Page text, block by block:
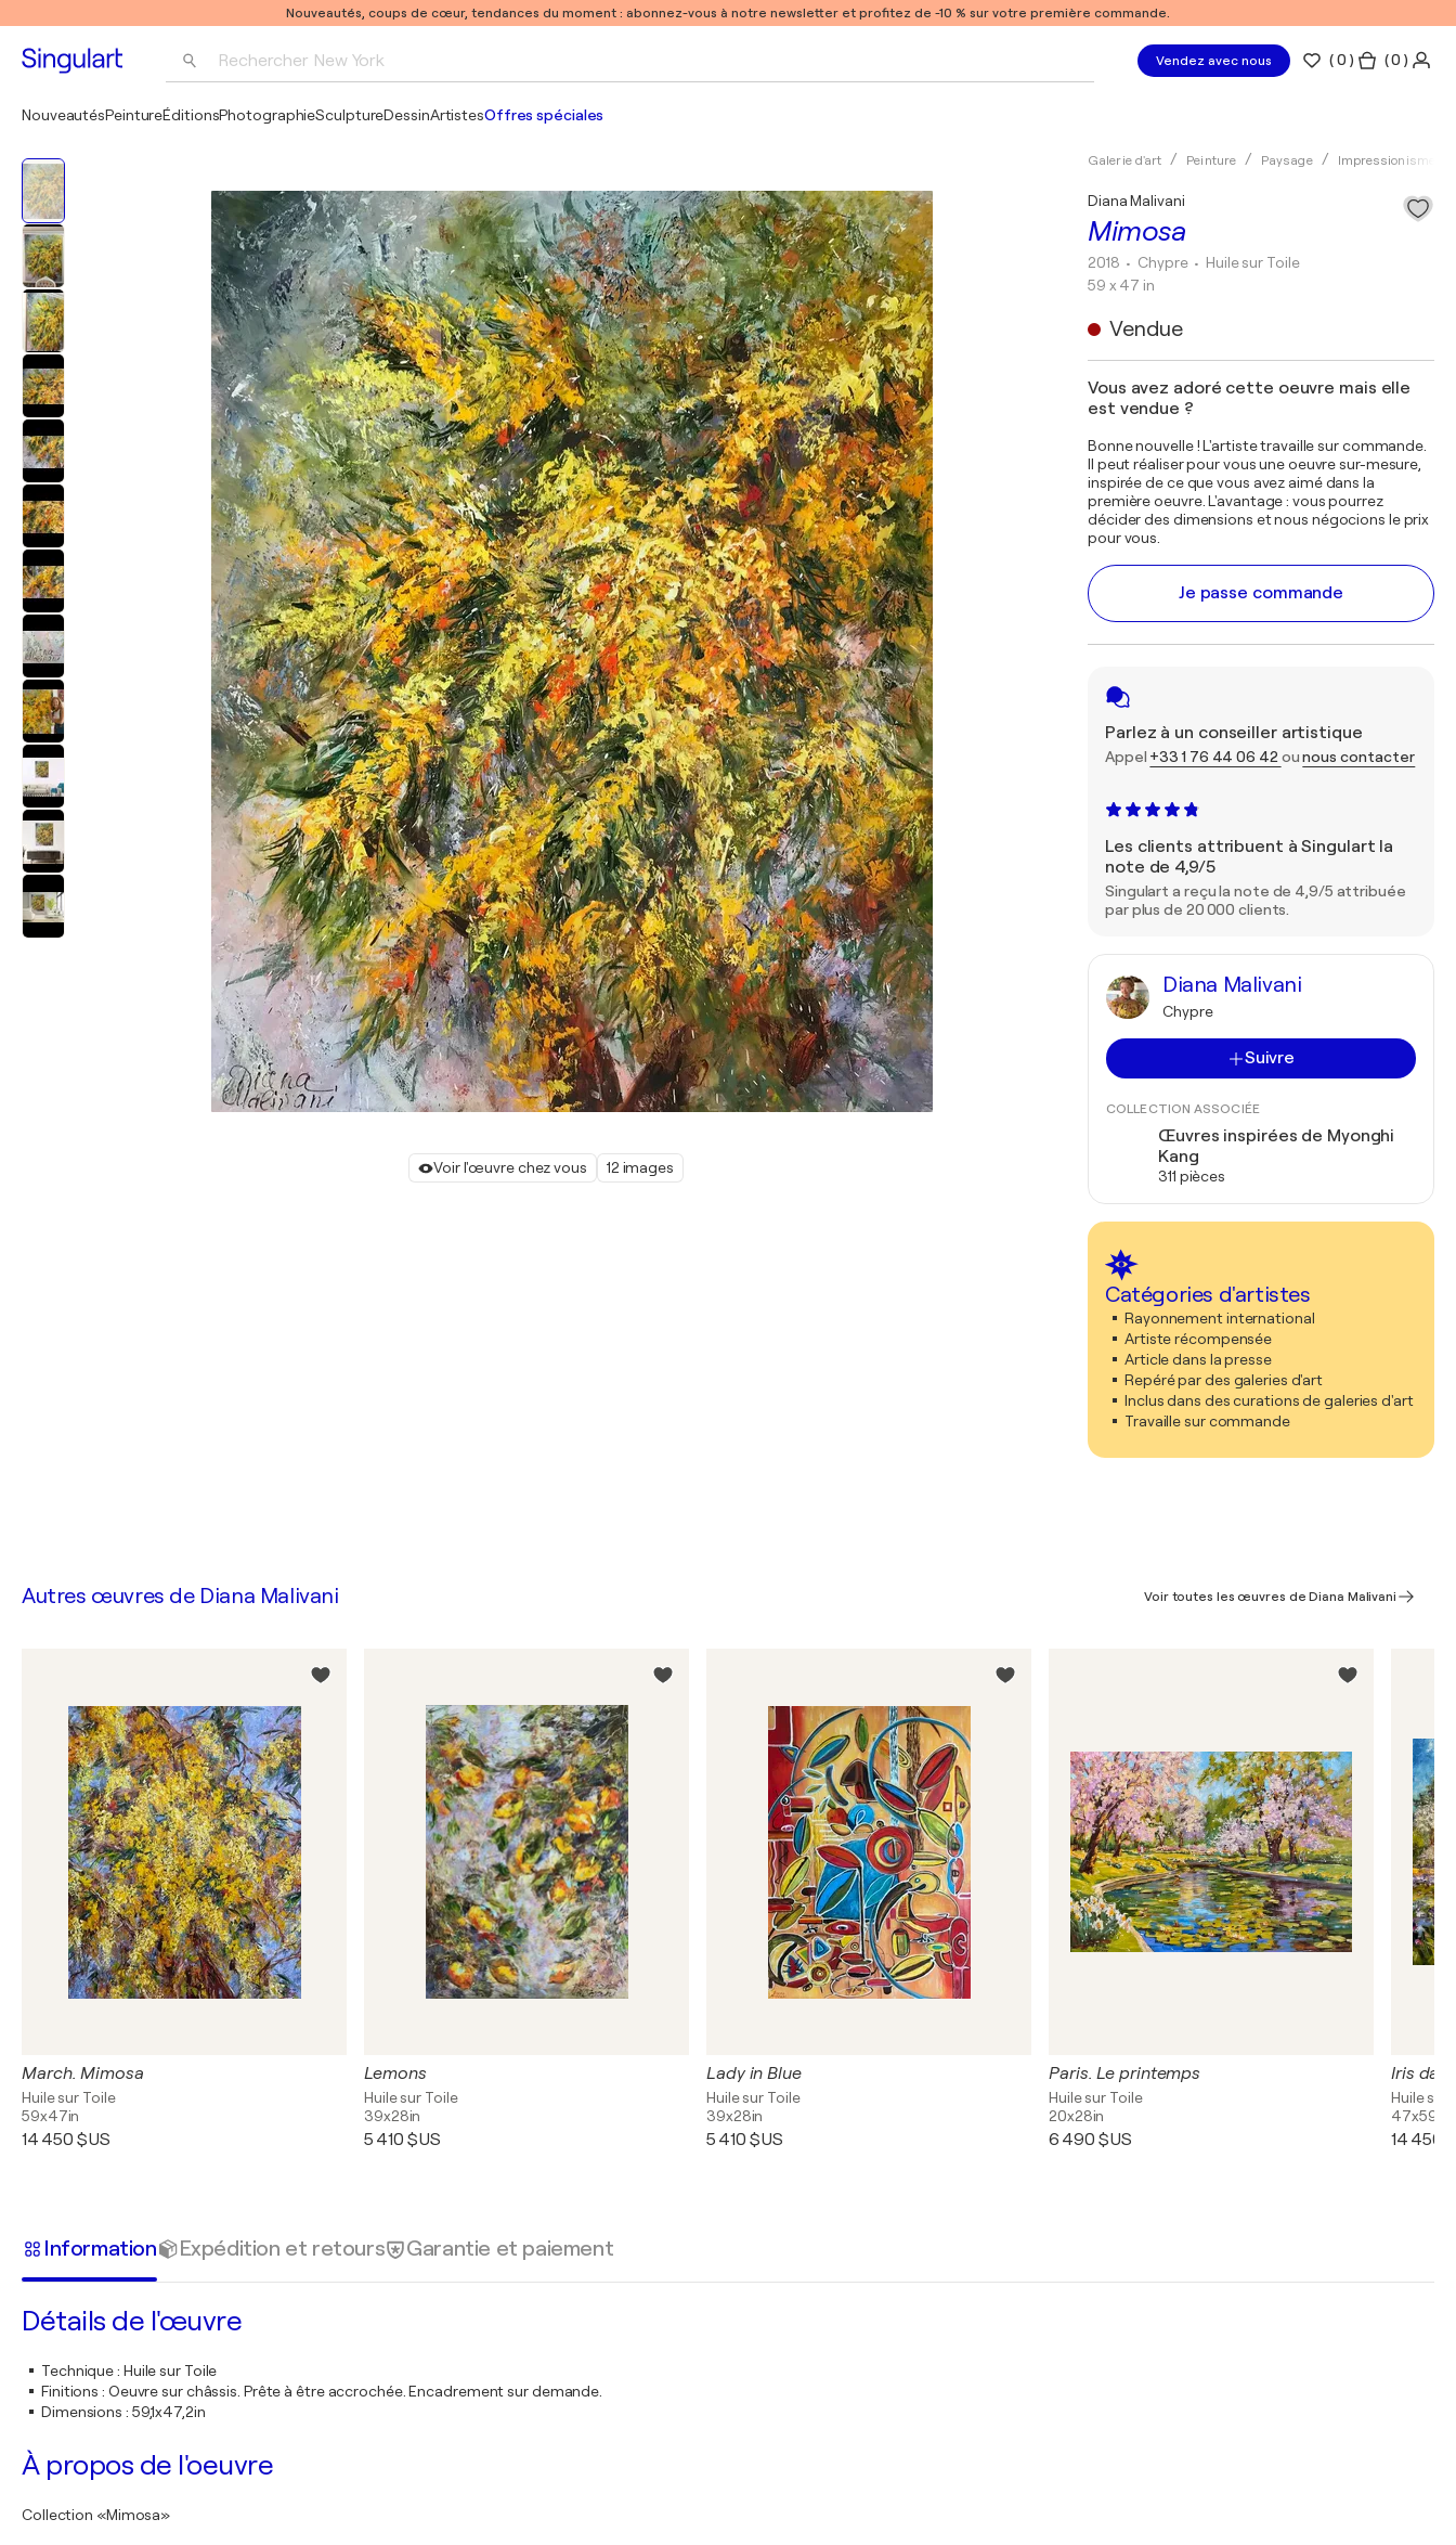
Nouveautés, coups de cœur, tendances du moment : abonnez-vous à notre newsletter et profitez de -10 % sur votre première commande.
Rechercher New York
Pablo Picasso
Vendez avec nous (0 ) ( 0 )
NouveautésPeintureÉditionsPhotographieSculptureDessinArtistesOffres spéciales
Voir l'œuvre chez vous 12 images
Galerie d'art Peinture Paysage Impressionisme
Mimosa
Diana Malivani
2018 • Chypre • Huile sur Toile
59 x 47 in
Vendue
Vous avez adoré cette oeuvre mais elle
est vendue ?
Bonne nouvelle ! L'artiste travaille sur commande.
Il peut réaliser pour vous une oeuvre sur-mesure,
inspirée de ce que vous avez aimé dans la
première oeuvre. L'avantage : vous pourrez
décider des dimensions et nous négocions le prix
pour vous.
Je passe commande
Parlez à un conseiller artistique
Appel +33 1 76 44 06 42 ounous contacter
Les clients attribuent à Singulart la
note de 4,9/5
Singulart a reçu la note de 4,9/5 attribuée
par plus de 20 000 clients.
Diana Malivani
Chypre
Suivre
COLLECTION ASSOCIÉE
Œuvres inspirées de Myonghi
Kang
311 pièces
Catégories d'artistes
Rayonnement international
Artiste récompensée
Article dans la presse
Repéré par des galeries d'art
Inclus dans des curations de galeries d'art
Travaille sur commande
Autres œuvres de Diana Malivani Voir toutes les œuvres de Diana Malivani
March. Mimosa
Huile sur Toile
59x47in
14 450 $US
Lemons
Huile sur Toile
39x28in
5 410 $US
Lady in Blue
Huile sur Toile
39x28in
5 410 $US
Paris. Le printemps
Huile sur Toile
20x28in
6 490 $US
Iris
Huile sur
47x59in
14 450
Information Expédition et retours Garantie et paiement
Détails de l'œuvre
Technique: Huile sur Toile
Finitions : Oeuvre sur châssis. Prête à être accrochée. Encadrement sur demande.
Dimensions : 59,1x47,2in
À propos de l'oeuvre
Collection «Mimosa»